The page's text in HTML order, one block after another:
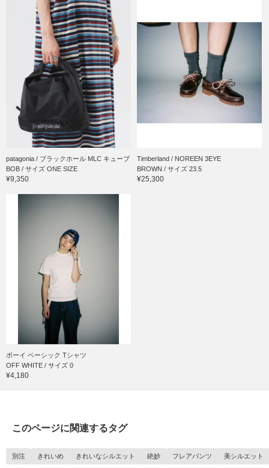
patagonia / ブラックホール MLC キューブ
BOB / サイズ ONE SIZE
¥9,350
Timberland / NOREEN 3EYE
BROWN / サイズ 23.5
¥25,300
ボーイ ベーシック Tシャツ
OFF WHITE / サイズ 0
¥4,180
このページに関連するタグ
別注 きれいめ きれいなシルエット 絶妙 フレアパンツ 美シルエット